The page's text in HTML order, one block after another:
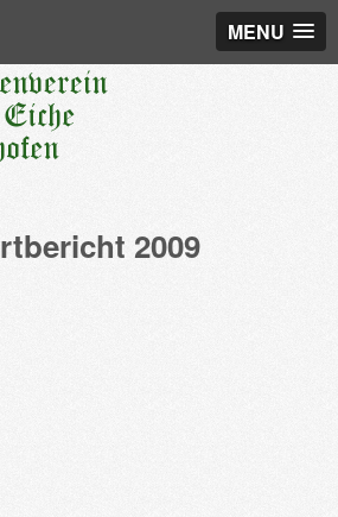
MENU
2009